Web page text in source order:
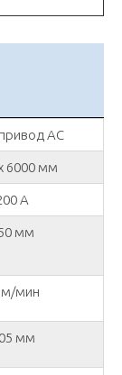
АС
6000 мм
А
мм
м/мин
мм